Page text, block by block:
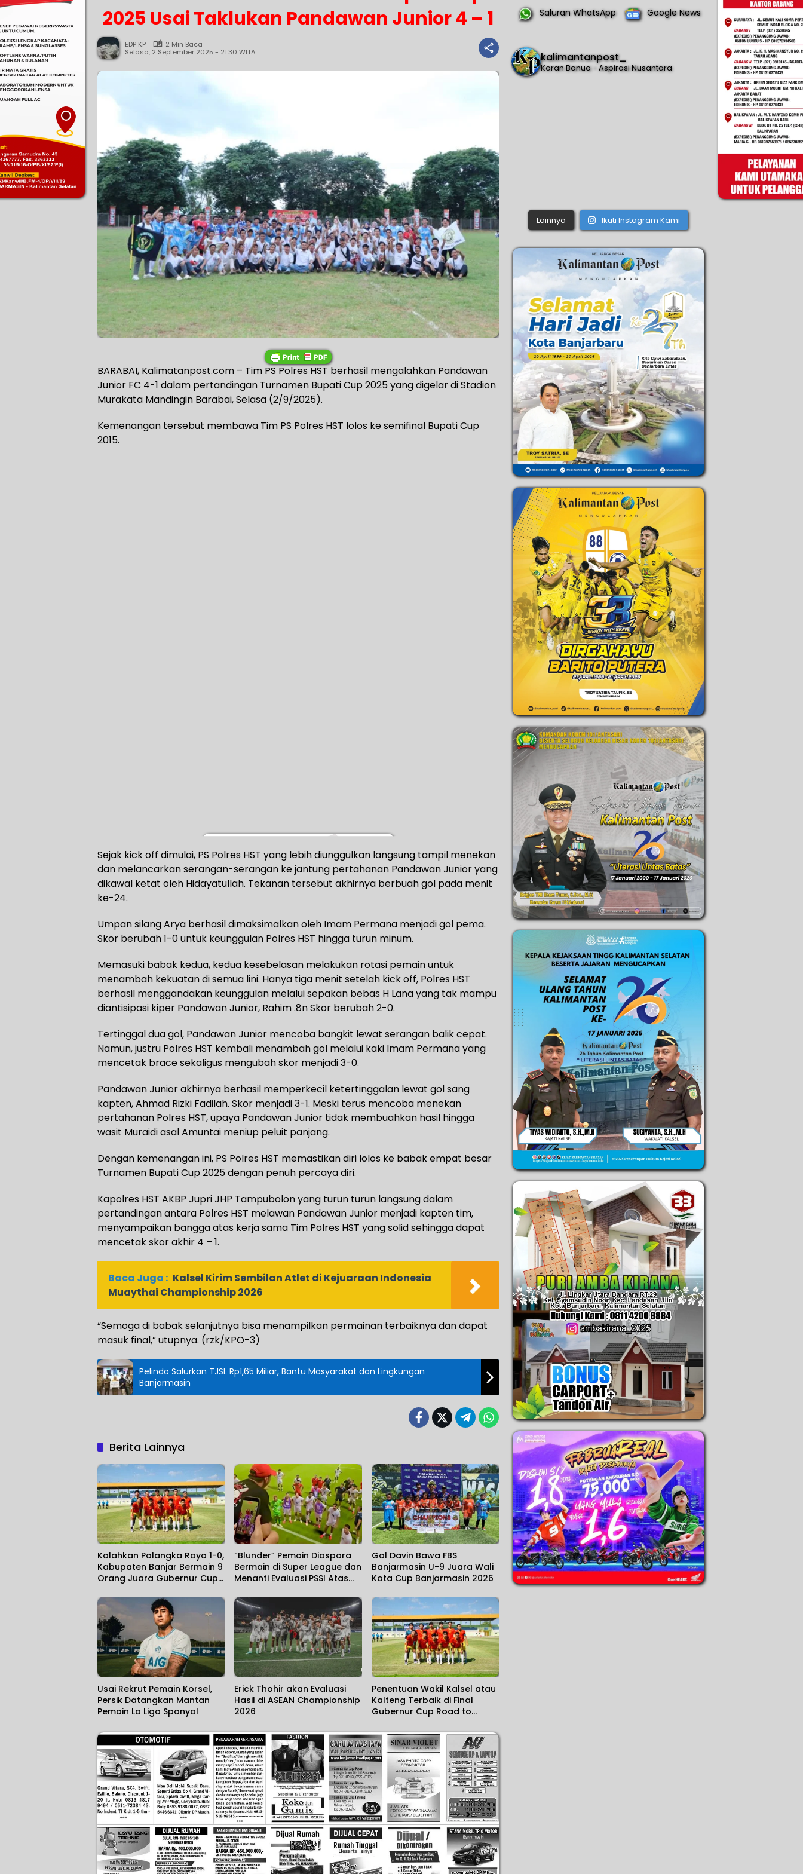
2025 Usai Taklukan Pandawan Junior 4 – 1
EDP KP
2 Min Baca
Selasa, 2 September 2025 - 21:30 WITA
BARABAI, Kalimatanpost.com – Tim PS Polres HST berhasil mengalahkan Pandawan
Junior FC 4-1 dalam pertandingan Turnamen Bupati Cup 2025 yang digelar di Stadion
Murakata Mandingin Barabai, Selasa (2/9/2025).
Kemenangan tersebut membawa Tim PS Polres HST lolos ke semifinal Bupati Cup
2015.
Sejak kick off dimulai, PS Polres HST yang lebih diunggulkan langsung tampil menekan
dan melancarkan serangan-serangan ke jantung pertahanan Pandawan Junior yang
dikawal ketat oleh Hidayatullah. Tekanan tersebut akhirnya berbuah gol pada menit
ke-24.
Umpan silang Arya berhasil dimaksimalkan oleh Imam Permana menjadi gol pema.
Skor berubah 1-0 untuk keunggulan Polres HST hingga turun minum.
Memasuki babak kedua, kedua kesebelasan melakukan rotasi pemain untuk
menambah kekuatan di semua lini. Hanya tiga menit setelah kick off, Polres HST
berhasil menggandakan keunggulan melalui sepakan bebas H Lana yang tak mampu
diantisipasi kiper Pandawan Junior, Rahim .8n Skor berubah 2-0.
Tertinggal dua gol, Pandawan Junior mencoba bangkit lewat serangan balik cepat.
Namun, justru Polres HST kembali menambah gol melalui kaki Imam Permana yang
mencetak brace sekaligus mengubah skor menjadi 3-0.
Pandawan Junior akhirnya berhasil memperkecil ketertinggalan lewat gol sang
kapten, Ahmad Rizki Fadilah. Skor menjadi 3-1. Meski terus mencoba menekan
pertahanan Polres HST, upaya Pandawan Junior tidak membuahkan hasil hingga
wasit Muraidi asal Amuntai meniup peluit panjang.
Dengan kemenangan ini, PS Polres HST memastikan diri lolos ke babak empat besar
Turnamen Bupati Cup 2025 dengan penuh percaya diri.
Kapolres HST AKBP Jupri JHP Tampubolon yang turun turun langsung dalam
pertandingan antara Polres HST melawan Pandawan Junior menjadi kapten tim,
menyampaikan bangga atas kerja sama Tim Polres HST yang solid sehingga dapat
mencetak skor akhir 4 – 1.
Baca Juga : Kalsel Kirim Sembilan Atlet di Kejuaraan Indonesia
Muaythai Championship 2026
“Semoga di babak selanjutnya bisa menampilkan permainan terbaiknya dan dapat
masuk final,” utupnya. (rzk/KPO-3)
Pelindo Salurkan TJSL Rp1,65 Miliar, Bantu Masyarakat dan Lingkungan
Banjarmasin
Berita Lainnya
Kalahkan Palangka Raya 1-0,
Kabupaten Banjar Bermain 9
Orang Juara Gubernur Cup
2026
“Blunder” Pemain Diaspora
Bermain di Super League dan
Menanti Evaluasi PSSI Atas
Gol Davin Bawa FBS
Banjarmasin U-9 Juara Wali
Kota Cup Banjarmasin 2026
Usai Rekrut Pemain Korsel,
Persik Datangkan Mantan
Pemain La Liga Spanyol
Erick Thohir akan Evaluasi
Hasil di ASEAN Championship
2026
Penentuan Wakil Kalsel atau
Kalteng Terbaik di Final
Gubernur Cup Road to
Saluran WhatsApp Google News
kalimantanpost_
Koran Banua - Aspirasi Nusantara
Lainnya Ikuti Instagram Kami